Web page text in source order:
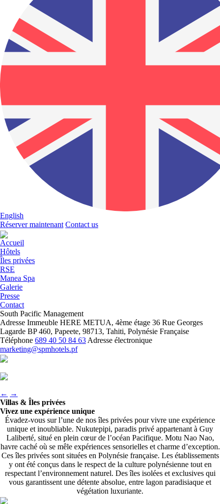
English
Réserver maintenant Contact us
Accueil
Hôtels
Îles privées
RSE
Manea Spa
Galerie
Presse
Contact
South Pacific Management
Adresse Immeuble HERE METUA, 4ème étage 36 Rue Georges
Lagarde BP 460, Papeete, 98713, Tahiti, Polynésie Française
Téléphone 689 40 50 84 63 Adresse électronique
marketing@spmhotels.pf
← →
Villas & Îles privées
Vivez une expérience unique
Évadez-vous sur l’une de nos îles privées pour vivre une expérience
unique et inoubliable. Nukutepipi, paradis privé appartenant à Guy
Laliberté, situé en plein cœur de l’océan Pacifique. Motu Nao Nao,
havre caché où se mêle expériences sensorielles et charme d’exception.
Ces îles privées sont situées en Polynésie française. Les établissements
y ont été conçus dans le respect de la culture polynésienne tout en
respectant l’environnement naturel. Des îles isolées et exclusives qui
vous garantissent une détente absolue, entre lagon paradisiaque et
végétation luxuriante.